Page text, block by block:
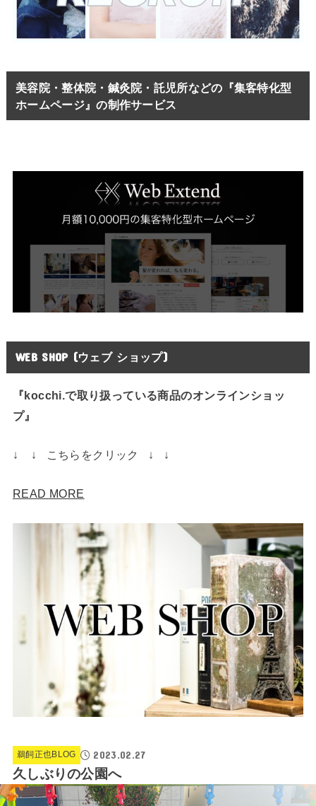
美容院・整体院・鍼灸院・託児所などの『集客特化型
ホームページ』の制作サービス
WEB SHOP (ウェブ ショップ)
『kocchi.で取り扱っている商品のオンラインショッ
プ』
↓ ↓ こちらをクリック ↓ ↓
READ MORE
鵜飼正也BLOG 2023.02.27
久しぶりの公園へ